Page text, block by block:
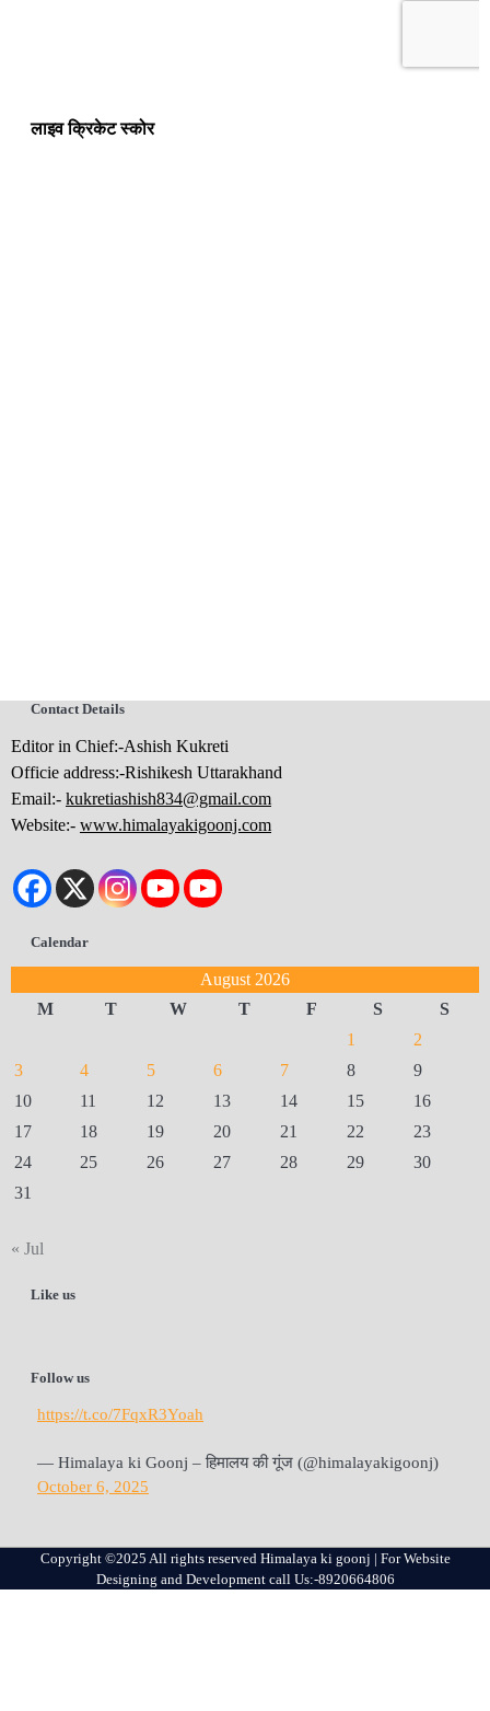
लाइव क्रिकेट स्कोर
Contact Details
Editor in Chief:-Ashish Kukreti
Officie address:-Rishikesh Uttarakhand
Email:- kukretiashish834@gmail.com
Website:- www.himalayakigoonj.com
Calendar
August 2026
M
T W T F S
S
1
2
3
4 5 6 7 8
9
10
11 12 13 14 15
16
17
18 19 20 21 22
23
24
25 26 27 28 29
30
31
« Jul
Like us
Follow us
https://t.co/7FqxR3Yoah
— Himalaya ki Goonj – हिमालय की गूंज (@himalayakigoonj)
October 6, 2025
Copyright ©2025 All rights reserved Himalaya ki goonj | For Website
Designing and Development call Us:-8920664806